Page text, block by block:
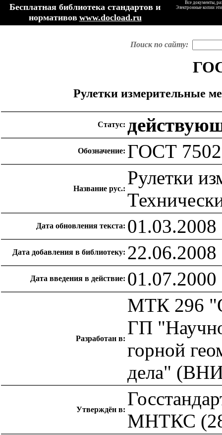
Бесплатная библиотека стандартов и
нормативов www.docload.ru
Все документы,
Электронные копии
Поиск по сайту:
Рулетки измерительные
Статус:
Обозначение: ГОСТ
Название рус.:
Рулетки
Дата обновления текста: 01.03.2008
Дата добавления в библиотеку: 22.06.2008
Дата введения в действие: 01.07.2000
Разработан в:
МТК 296
ГП
горной
дела"
Утверждён в:
МНТКС